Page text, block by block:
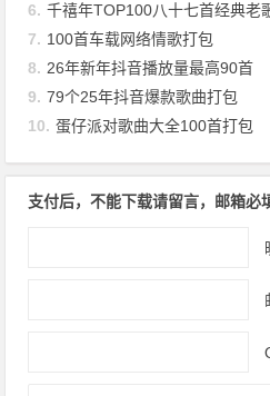
6. 千禧年TOP100八十七首经典老
7. 100首车载网络情歌打包
8. 26年新年抖音播放量最高90首
9. 79个25年抖音爆款歌曲打包
10. 蛋仔派对歌曲大全100首打包
支付后，不能下载请留言，邮箱必